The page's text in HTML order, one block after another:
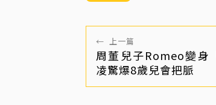
← 上一篇
周董兒子Romeo變身
凌驚爆8歲兒會把脈